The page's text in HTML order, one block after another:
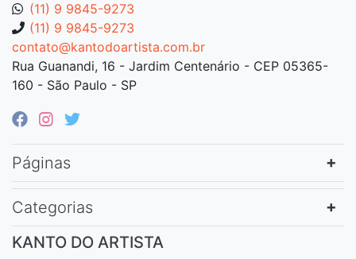
(11) 9 9845-9273
(11) 9 9845-9273
contato@kantodoartista.com.br
Rua Guanandi, 16 - Jardim Centenário - CEP 05365-
160 - São Paulo - SP
Páginas
Categorias
KANTO DO ARTISTA